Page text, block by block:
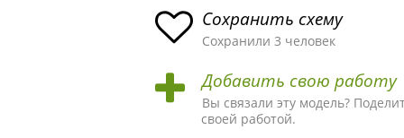
асн
ая
ма
пло
хая
ма
ыч
ная
ма
ая
ма
ая
ма!
Сохранить схему
Сохранили 3 человек
Добавить свою работу
Вы связали эту модель?
своей работой.